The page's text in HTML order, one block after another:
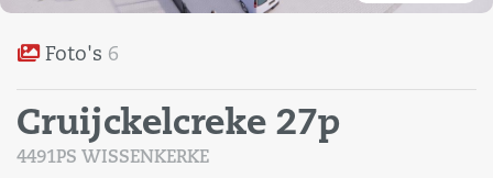
Foto's 6
Cruijckelcreke 27p
4491PS WISSENKERKE